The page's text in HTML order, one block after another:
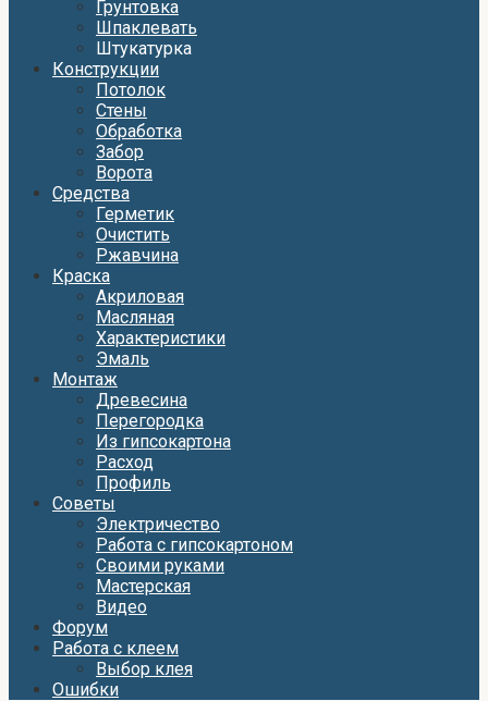
Грунтовка
Шпаклевать
Штукатурка
Конструкции
Потолок
Стены
Обработка
Забор
Ворота
Средства
Герметик
Очистить
Ржавчина
Краска
Акриловая
Масляная
Характеристики
Эмаль
Монтаж
Древесина
Перегородка
Из гипсокартона
Расход
Профиль
Советы
Электричество
Работа с гипсокартоном
Своими руками
Мастерская
Видео
Форум
Работа с клеем
Выбор клея
Ошибки